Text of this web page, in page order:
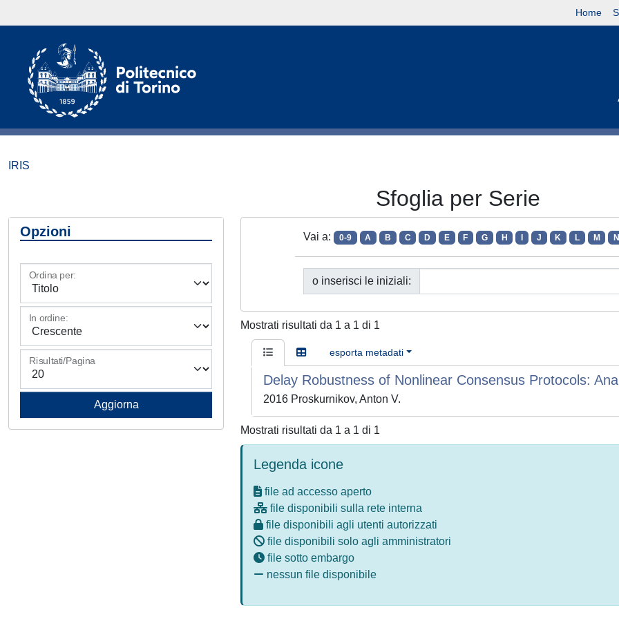
Home
IRIS
Sfoglia per Serie
Opzioni
Ordina per:
In ordine:
Risultati/Pagina
Vai a: 0-9 A B C D E F G H J K L M N
o inserisci le iniziali:
Mostrati risultati da 1 a 1 di 1
esporta metadati
Delay Robustness of Nonlinear Consensus Protocols:
2016 Proskurnikov, Anton V.
Mostrati risultati da 1 a 1 di 1
Legenda icone
file ad accesso aperto
file disponibili sulla rete interna
file disponibili agli utenti autorizzati
file disponibili solo agli amministratori
file sotto embargo
nessun file disponibile